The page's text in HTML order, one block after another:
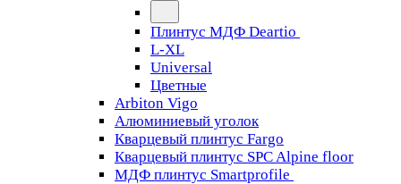
Плинтус МДФ Deartio
L-XL
Universal
Цветные
Arbiton Vigo
Алюминиевый уголок
Кварцевый плинтус Fargo
Кварцевый плинтус SPC Alpine floor
МДФ плинтус Smartprofile